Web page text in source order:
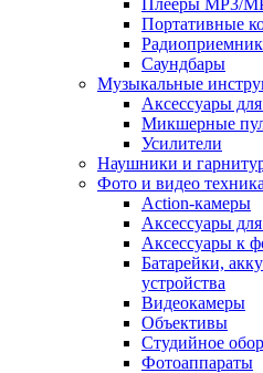
Плееры MP3/
Портативные
Саундбары
Музыкальные
Аксессуары
Микшерные
Усилители
Наушники и
Фото и видео техника
Action-камеры
Аксессуары
Аксессуары к
Батарейки,
устройства
Видеокамеры
Объективы
Студийное
Фотоаппараты